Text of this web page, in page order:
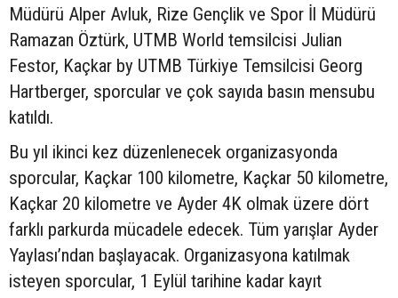
Müdürü Alper Avluk, Rize Gençlik ve Spor İl Müdürü
Ramazan Öztürk, UTMB World temsilcisi Julian
Festor, Kaçkar by UTMB Türkiye Temsilcisi Georg
Hartberger, sporcular ve çok sayıda basın mensubu
katıldı.
Bu yıl ikinci kez düzenlenecek organizasyonda
sporcular, Kaçkar 100 kilometre, Kaçkar 50 kilometre,
Kaçkar 20 kilometre ve Ayder 4K olmak üzere dört
farklı parkurda mücadele edecek. Tüm yarışlar Ayder
Yaylası’ndan başlayacak. Organizasyona katılmak
isteyen sporcular, 1 Eylül tarihine kadar kayıt